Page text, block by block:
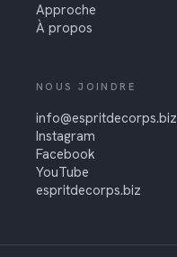
Approche
À propos
NOUS JOINDRE
info@espritdecorps.biz
Instagram
Facebook
YouTube
espritdecorps.biz